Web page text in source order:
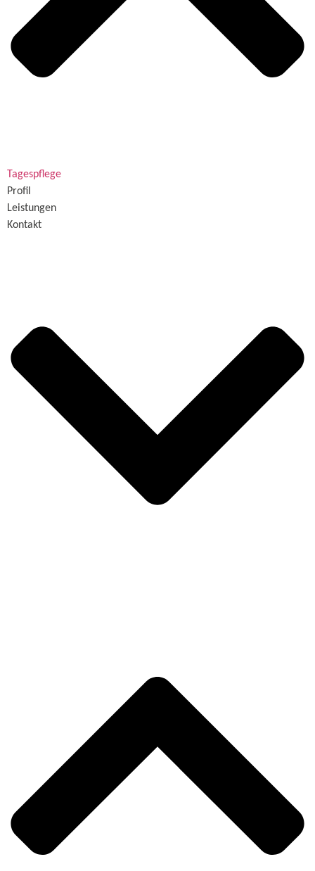
Tagespflege
Profil
Leistungen
Kontakt